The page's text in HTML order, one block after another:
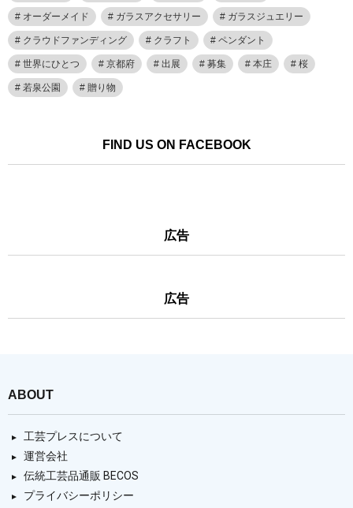
オーダーメイド ガラスアクセサリー ガラスジュエリー
クラウドファンディング クラフト ペンダント
世界にひとつ 京都府 出展 募集 本庄 桜
若泉公園 贈り物
FIND US ON FACEBOOK
広告
広告
ABOUT
工芸プレスについて
運営会社
伝統工芸品通販 BECOS
プライバシーポリシー